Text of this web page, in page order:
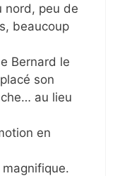
nord, peu de
beaucoup
Bernard le
son
au lieu
en